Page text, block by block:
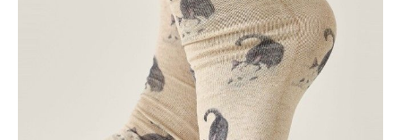
DODAJ DO KOSZYKA
POWIADOM MNIE O DOSTĘPNOŚCI
ПОЛУЧИТЬ ПО EMAIL